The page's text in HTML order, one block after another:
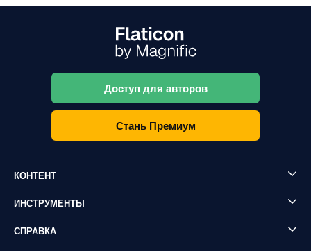
Доступ для авторов
Стань Премиум
КОНТЕНТ
ИНСТРУМЕНТЫ
СПРАВКА